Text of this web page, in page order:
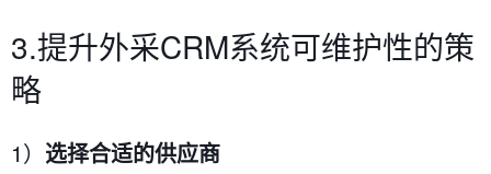
3.提升外采CRM系统可维护性的策
略
1） 选择合适的供应商